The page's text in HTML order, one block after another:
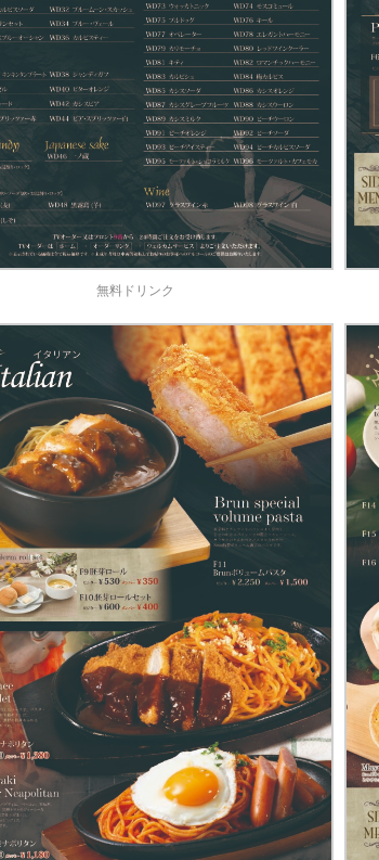
無料ドリンク